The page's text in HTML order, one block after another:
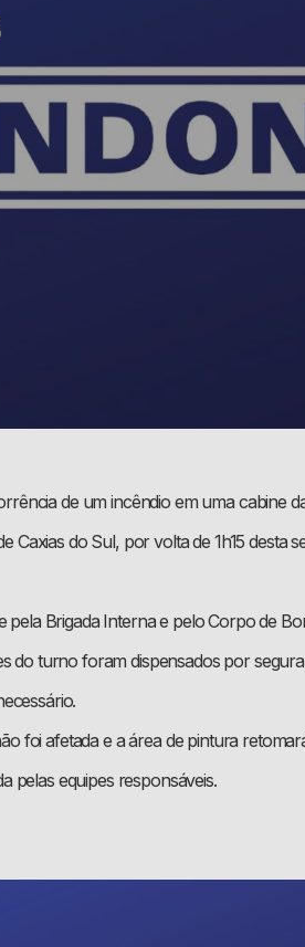
de um incêndio em uma cabine
Caxias do Sul, por volta de 1h15 desta
pela Brigada Interna e pelo Corpo de
do turno foram dispensados por
foi afetada e a área de pintura
pelas equipes responsáveis.